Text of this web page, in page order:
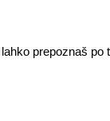
prepoznaš